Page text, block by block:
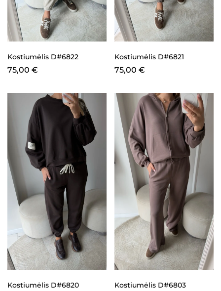
Kostiumėlis D#6822
75,00 €
Kostiumėlis D#6821
75,00 €
Kostiumėlis D#6820 Kostiumėlis D#6803